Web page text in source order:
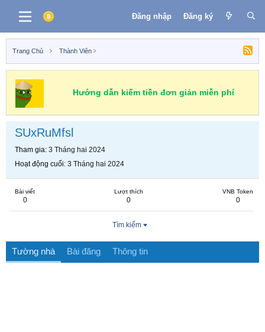
Đăng nhập Đăng ký
Trang Chủ Thành Viên
Hướng dẫn kiếm tiền đơn giản miễn phí
SUxRuMfsl
Tham gia 3 Tháng hai 2024
Hoạt động cuối 3 Tháng hai 2024
Bài viết
0
Lượt thích
0
VNB Token
0
Tìm kiếm
Tường nhà Bài đăng Thông tin